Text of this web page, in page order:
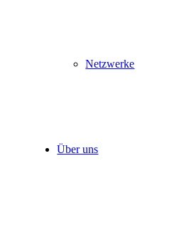
Netzwerke
Über uns